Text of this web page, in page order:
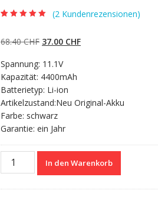
basierend auf
Kundenbewertun
(2 Kundenrezensionen)
68.40CHF Ursprünglicher
war:
68.40 CHF
37.00 CHFAktueller
Spannung: 11.1V
Kapazität: 4400mAh
Batterietyp: Li-ion
Artikelzustand:Neu Original-Akku
Farbe: schwarz
Garantie: ein Jahr
Nagelneuer
Akku
In den Warenkorb